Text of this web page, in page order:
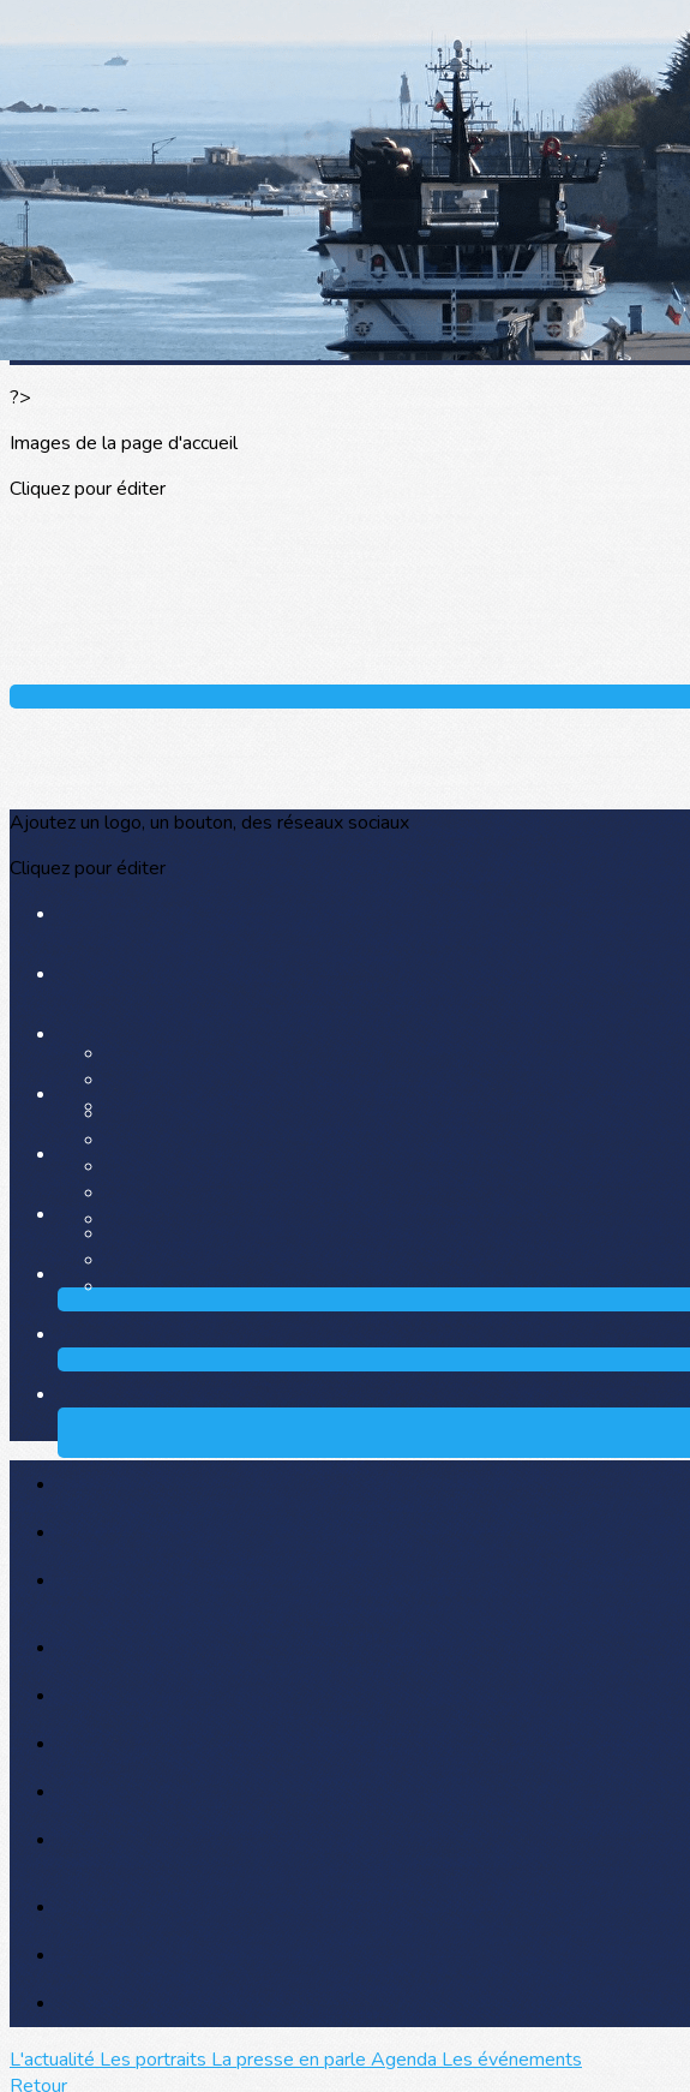
Exporter toutes les colonnes
Exporter uniquement les colonnes affichées
Menu
<
>
L'actualité
Les portraits
La presse en parle
Agenda
Les événements
?>
Images de la page d'accueil
Cliquez pour éditer
Ajoutez un logo, un bouton, des réseaux sociaux
Cliquez pour éditer
L'actualité Les portraits La presse en parle Agenda Les événements
Retour